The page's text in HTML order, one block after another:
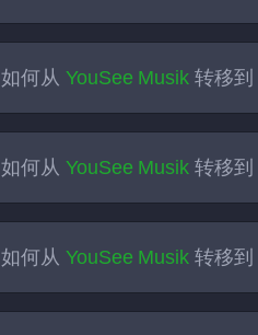
如何从 YouSee Musik 转移到
如何从 YouSee Musik 转移到
如何从 YouSee Musik 转移到